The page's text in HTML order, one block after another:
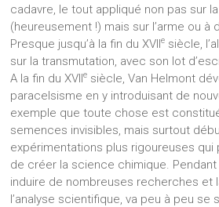
cadavre, le tout appliqué non pas sur
(heureusement !) mais sur l’arme ou à
Presque jusqu’à la fin du XVIIe siècle,
sur la transmutation, avec son lot
A la fin du XVIIe siècle, Van Helmont
paracelsisme en y introduisant de
exemple que toute chose est
semences invisibles, mais surtout
expérimentations plus rigoureuses
de créer la science chimique. Pendant
induire de nombreuses recherches et
l’analyse scientifique, va peu à peu se